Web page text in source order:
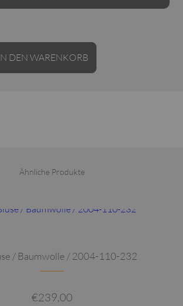
DEN WARENKORB
Alternative:
Ähnliche Produkte
Dieses Produkt weist mehrere Varianten auf. Die Optionen können auf der Produktseite gewählt werden
/ Baumwolle / 2004-110-232
€239,00